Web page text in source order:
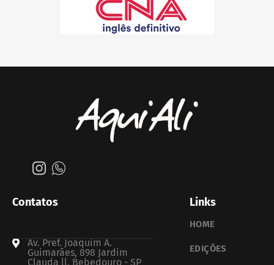
Contatos
Av. Pref. Joaquim A.
Guimarães, 898 Jardim
Clauda ll, Bebedouro - SP
Links
HOME
EDIÇÕES